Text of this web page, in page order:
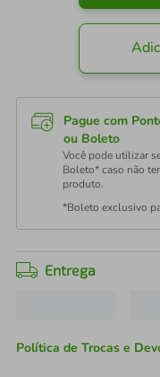
Pague com
ou Boleto
Você pode utilizar
Boleto* caso não
produto.
*Boleto exclusivo
Entrega
Política de Trocas e